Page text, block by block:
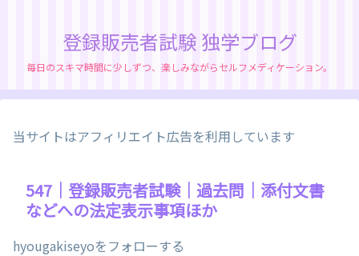
登録販売者試験 独学ブログ
毎日のスキマ時間に少しずつ、楽しみながらセルフメディケーション。
当サイトはアフィリエイト広告を利用しています
547｜登録販売者試験｜過去問｜添付文書
などへの法定表示事項ほか
hyougakiseyoをフォローする